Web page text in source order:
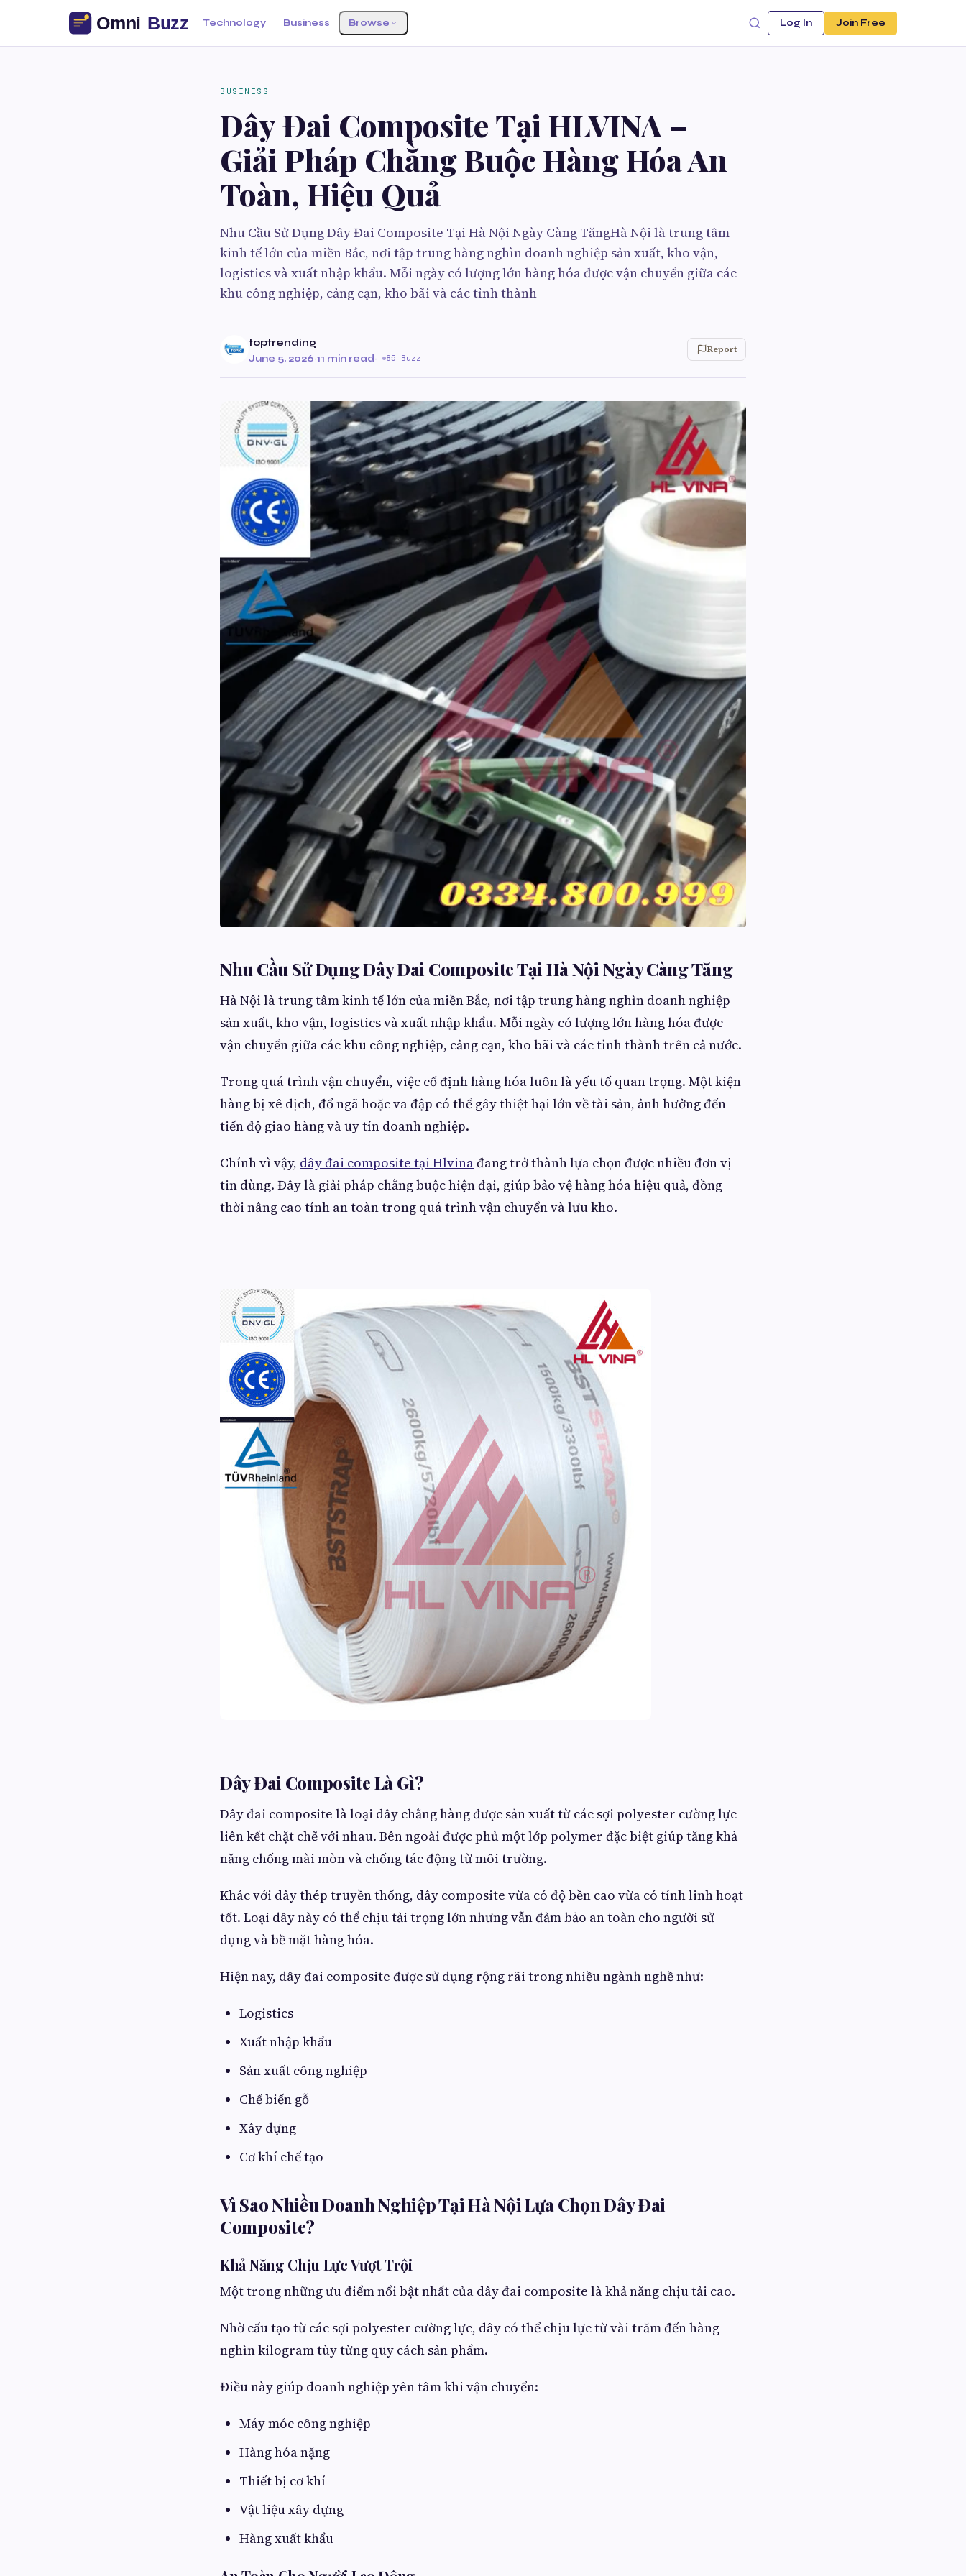
Technology Business Browse Log In Join Free
BUSINESS
Dây Đai Composite Tại HLVINA –
Giải Pháp Chằng Buộc Hàng Hóa An
Toàn, Hiệu Quả
Nhu Cầu Sử Dụng Dây Đai Composite Tại Hà Nội Ngày Càng TăngHà Nội là trung tâm
kinh tế lớn của miền Bắc, nơi tập trung hàng nghìn doanh nghiệp sản xuất, kho vận,
logistics và xuất nhập khẩu. Mỗi ngày có lượng lớn hàng hóa được vận chuyển giữa các
khu công nghiệp, cảng cạn, kho bãi và các tỉnh thành
toptrending
June 5, 2026·11 min read· 85 Buzz
Report
Nhu Cầu Sử Dụng Dây Đai Composite Tại Hà Nội Ngày Càng Tăng
Hà Nội là trung tâm kinh tế lớn của miền Bắc, nơi tập trung hàng nghìn doanh nghiệp
sản xuất, kho vận, logistics và xuất nhập khẩu. Mỗi ngày có lượng lớn hàng hóa được
vận chuyển giữa các khu công nghiệp, cảng cạn, kho bãi và các tỉnh thành trên cả nước.
Trong quá trình vận chuyển, việc cố định hàng hóa luôn là yếu tố quan trọng. Một kiện
hàng bị xê dịch, đổ ngã hoặc va đập có thể gây thiệt hại lớn về tài sản, ảnh hưởng đến
tiến độ giao hàng và uy tín doanh nghiệp.
Chính vì vậy, dây đai composite tại Hlvinađang trở thành lựa chọn được nhiều đơn vị
tin dùng. Đây là giải pháp chằng buộc hiện đại, giúp bảo vệ hàng hóa hiệu quả, đồng
thời nâng cao tính an toàn trong quá trình vận chuyển và lưu kho.
Dây Đai Composite Là Gì?
Dây đai composite là loại dây chằng hàng được sản xuất từ các sợi polyester cường lực
liên kết chặt chẽ với nhau. Bên ngoài được phủ một lớp polymer đặc biệt giúp tăng khả
năng chống mài mòn và chống tác động từ môi trường.
Khác với dây thép truyền thống, dây composite vừa có độ bền cao vừa có tính linh hoạt
tốt. Loại dây này có thể chịu tải trọng lớn nhưng vẫn đảm bảo an toàn cho người sử
dụng và bề mặt hàng hóa.
Hiện nay, dây đai composite được sử dụng rộng rãi trong nhiều ngành nghề như:
Logistics
Xuất nhập khẩu
Sản xuất công nghiệp
Chế biến gỗ
Xây dựng
Cơ khí chế tạo
Vì Sao Nhiều Doanh Nghiệp Tại Hà Nội Lựa Chọn Dây Đai
Composite?
Khả Năng Chịu Lực Vượt Trội
Một trong những ưu điểm nổi bật nhất của dây đai composite là khả năng chịu tải cao.
Nhờ cấu tạo từ các sợi polyester cường lực, dây có thể chịu lực từ vài trăm đến hàng
nghìn kilogram tùy từng quy cách sản phẩm.
Điều này giúp doanh nghiệp yên tâm khi vận chuyển:
Máy móc công nghiệp
Hàng hóa nặng
Thiết bị cơ khí
Vật liệu xây dựng
Hàng xuất khẩu